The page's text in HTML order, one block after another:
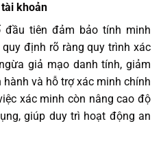
khoản
tiên đảm bảo tính minh
định rõ ràng quy trình xác
giả mạo danh tính, giảm
và hỗ trợ xác minh chính
xác minh còn nâng cao độ
giúp duy trì hoạt động an